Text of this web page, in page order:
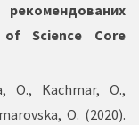
рекомендованих
Science Core
O., Kachmar, O.,
O. (2020).